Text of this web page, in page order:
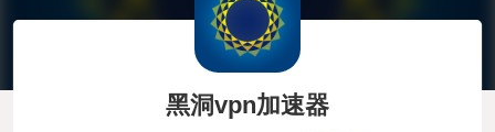
黑洞vpn加速器